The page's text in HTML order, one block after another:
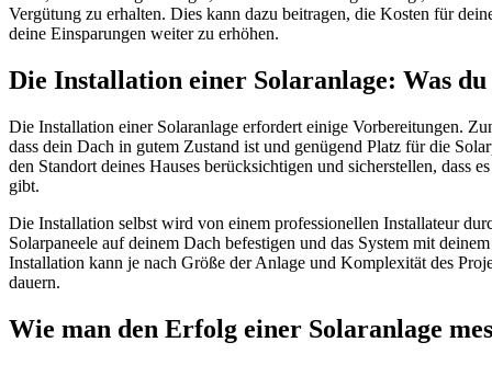
Vergütung zu erhalten. Dies kann dazu beitragen, die Kosten für
deine Einsparungen weiter zu erhöhen.
Die Installation einer Solaranlage: Was du
Die Installation einer Solaranlage erfordert einige Vorbereitungen.
dass dein Dach in gutem Zustand ist und genügend Platz für die
den Standort deines Hauses berücksichtigen und sicherstellen, dass
gibt.
Die Installation selbst wird von einem professionellen Installateur
Solarpaneele auf deinem Dach befestigen und das System mit
Installation kann je nach Größe der Anlage und Komplexität des
dauern.
Wie man den Erfolg einer Solaranlage